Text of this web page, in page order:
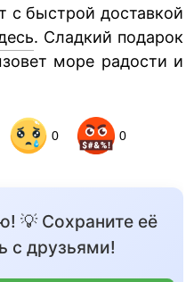
с быстрой доставкой
. Сладкий подарок
море радости и
0 0
💡 Сохраните её
с друзьями!